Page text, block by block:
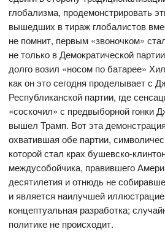
глобализма, продемонстрировать
вышедших в тираж глобалистов
не помнит, первым «звоночком»
не только в Демократической
долго возил «носом по батарее»
как он это сегодня проделывает с
Республиканской партии, где
«соскочил» с предвыборной гонки
вышел Трамп. Вот эта
охватившая обе партии,
которой стал крах бушевско-
междусобойчика, правившего
десятилетия и отнюдь не
и является наилучшей
концептуальная разработка;
политике не происходит.